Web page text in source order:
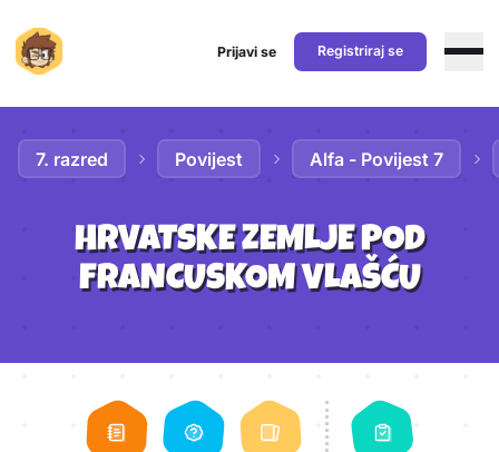
Prijavi se Registriraj se
7. razred Povijest Alfa - Povijest 7
HRVATSKE ZEMLJE POD
FRANCUSKOM VLAŠĆU
Aktivnosti lekcije